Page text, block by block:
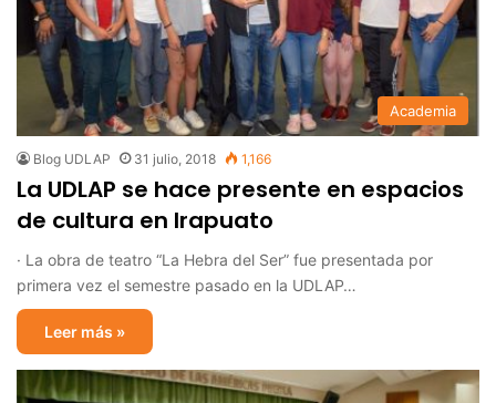
Academia
Blog UDLAP 31 julio, 2018 1,166
La UDLAP se hace presente en espacios
de cultura en Irapuato
· La obra de teatro “La Hebra del Ser” fue presentada por
primera vez el semestre pasado en la UDLAP…
Leer más »